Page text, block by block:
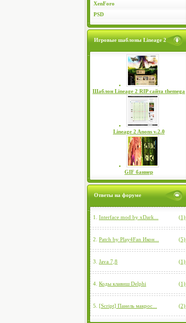
XenForo
PSD
Игровые шаблоны Lineage 2
Шаблон Lineage 2 RIP сайта themega
Lineage 2 Anons v.2.0
GIF баннер
Ответы на форуме
1. Interface mod by xDark... (1)
2. Patch by Play4Fan Икон... (5)
3. Java 7,8 (1)
4. Коды клавиш Delphi (1)
5. [Script] Панель макрос... (2)